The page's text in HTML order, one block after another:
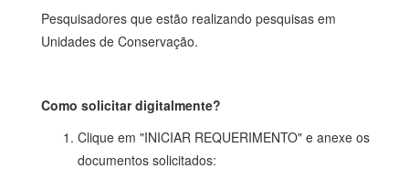
Pesquisadores que estão realizando pesquisas em
Unidades de Conservação.
Como solicitar digitalmente?
Clique em "INICIAR REQUERIMENTO" e anexe os
documentos solicitados: